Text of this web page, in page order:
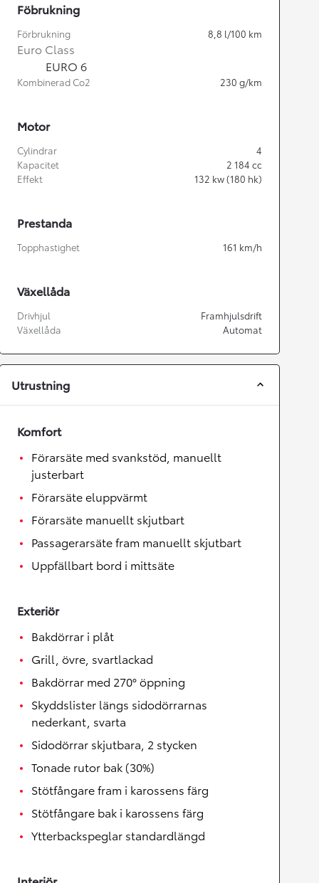
Föbrukning
Förbrukning 8,8 l/100 km
Euro Class
EURO 6
Kombinerad Co2 230 g/km
Motor
Cylindrar
4
Kapacitet
2 184 cc
Effekt
132 kw (180 hk)
Prestanda
Topphastighet 161 km/h
Växellåda
Drivhjul
Framhjulsdrift
Växellåda
Automat
Utrustning
Komfort
Förarsäte med svankstöd, manuellt
justerbart
Förarsäte eluppvärmt
Förarsäte manuellt skjutbart
Passagerarsäte fram manuellt skjutbart
Uppfällbart bord i mittsäte
Exteriör
Bakdörrar i plåt
Grill, övre, svartlackad
Bakdörrar med 270° öppning
Skyddslister längs sidodörrarnas
nederkant, svarta
Sidodörrar skjutbara, 2 stycken
Tonade rutor bak (30%)
Stötfångare fram i karossens färg
Stötfångare bak i karossens färg
Ytterbackspeglar standardlängd